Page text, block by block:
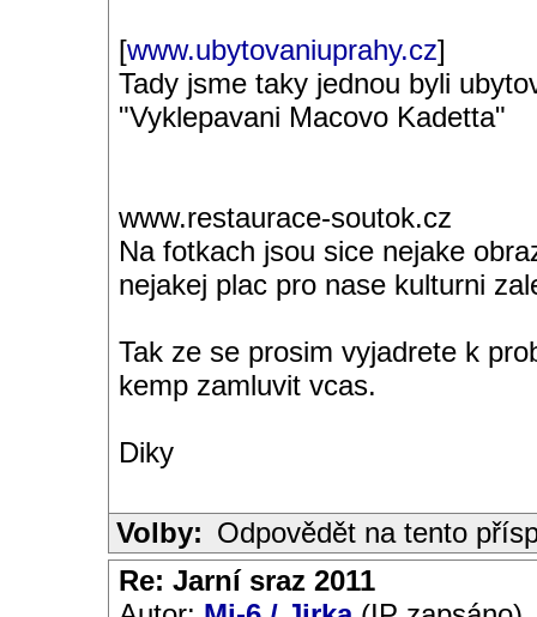
[www.ubytovaniuprahy.cz]
Tady jsme taky jednou byli
"Vyklepavani Macovo Kadetta"
www.restaurace-soutok.cz
Na fotkach jsou sice nejake
nejakej plac pro nase kulturni
Tak ze se prosim vyjadrete k
kemp zamluvit vcas.
Diky
Volby: Odpovědět na tento
Re: Jarní sraz 2011